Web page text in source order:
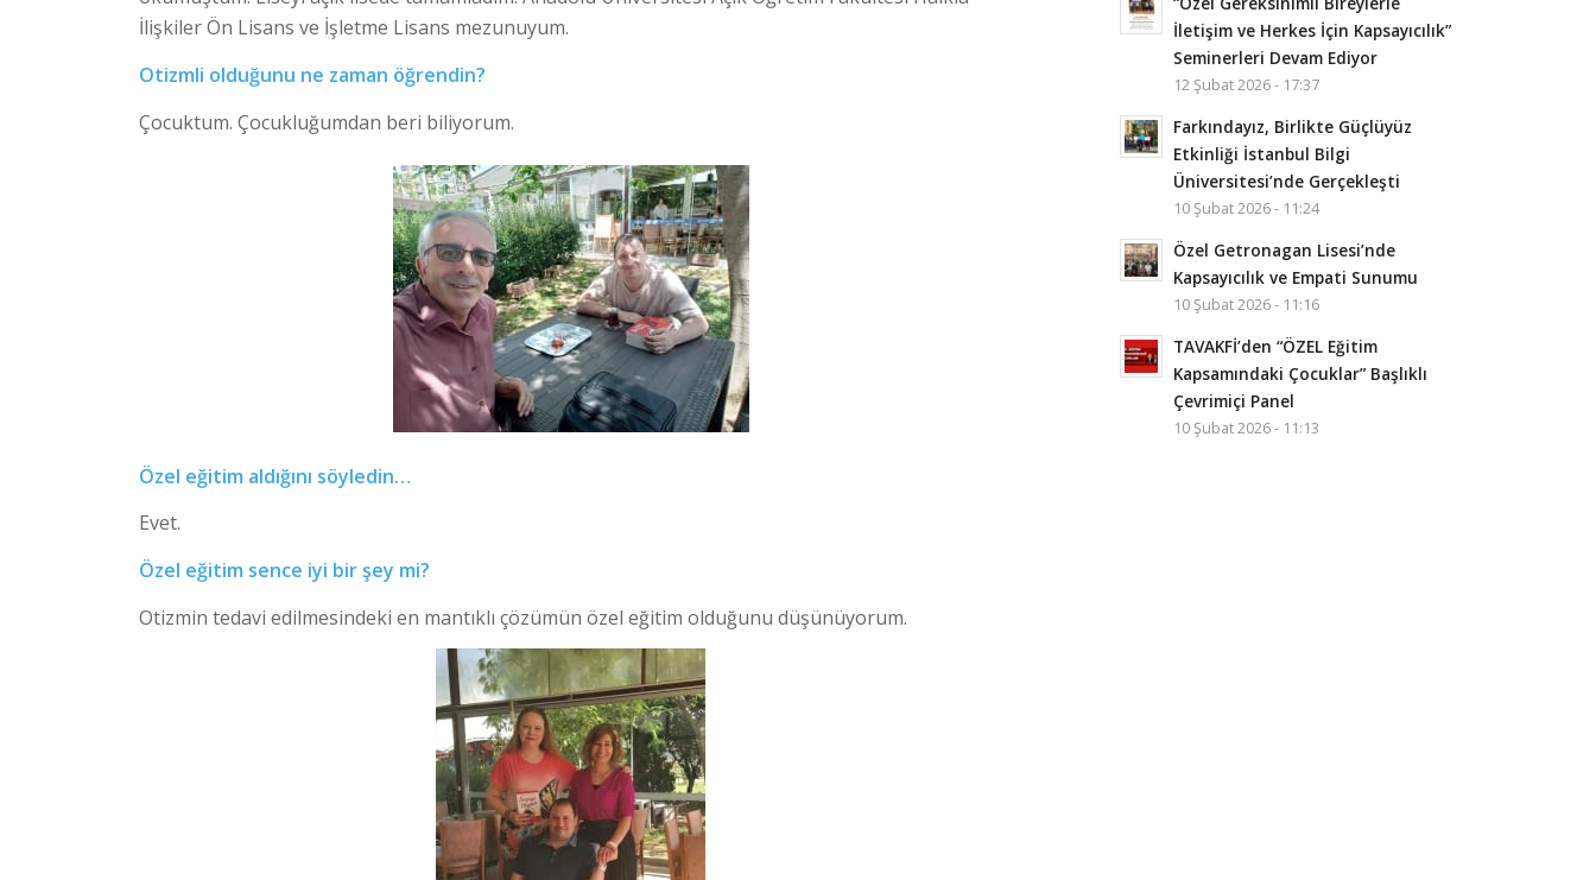
İlişkiler Ön Lisans ve İşletme Lisans mezunuyum.
Otizmli olduğunu ne zaman öğrendin?
Çocuktum. Çocukluğumdan beri biliyorum.
Özel eğitim aldığını söyledin…
Evet.
Özel eğitim sence iyi bir şey mi?
Otizmin tedavi edilmesindeki en mantıklı çözümün özel eğitim olduğunu düşünüyorum.
İletişim ve Herkes İçin Kapsayıcılık”
Seminerleri Devam Ediyor
12 Şubat 2026 - 17:37
Farkındayız, Birlikte Güçlüyüz
Etkinliği İstanbul Bilgi
Üniversitesi’nde Gerçekleşti
10 Şubat 2026 - 11:24
Özel Getronagan Lisesi’nde
Kapsayıcılık ve Empati Sunumu
10 Şubat 2026 - 11:16
TAVAKFİ’den “ÖZEL Eğitim
Kapsamındaki Çocuklar” Başlıklı
Çevrimiçi Panel
10 Şubat 2026 - 11:13